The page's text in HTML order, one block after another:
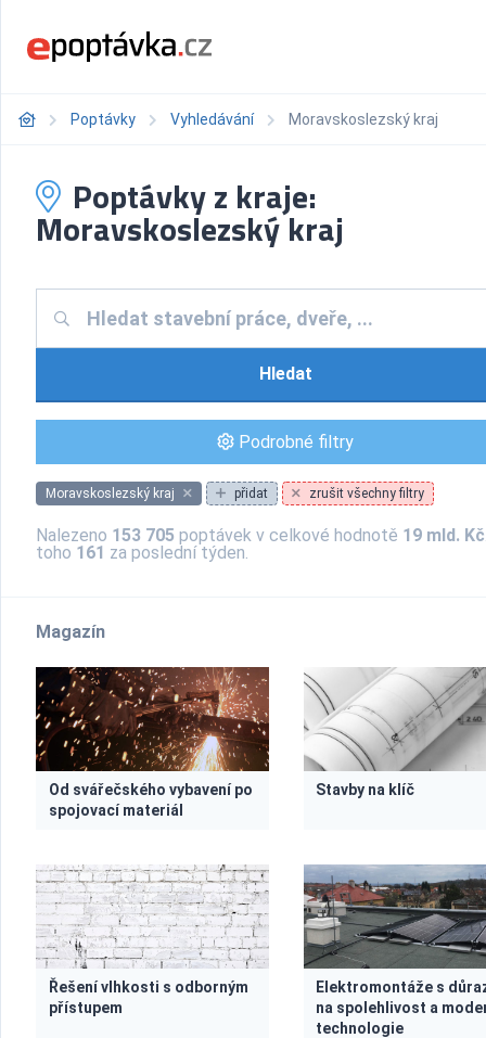
Poptávky Vyhledávání Moravskoslezský kraj
Poptávky z kraje:
Moravskoslezský kraj
Hledat
Podrobné filtry
Moravskoslezský kraj přidat zrušit všechny filtry
Nalezeno 153 705 poptávek v celkové hodnotě 19 mld. Kč
toho 161 za poslední týden.
Magazín
Od svářečského vybavení po
spojovací materiál
Stavby na klíč
Řešení vlhkosti s odborným
přístupem
Elektromontáže s
na spolehlivost a
technologie